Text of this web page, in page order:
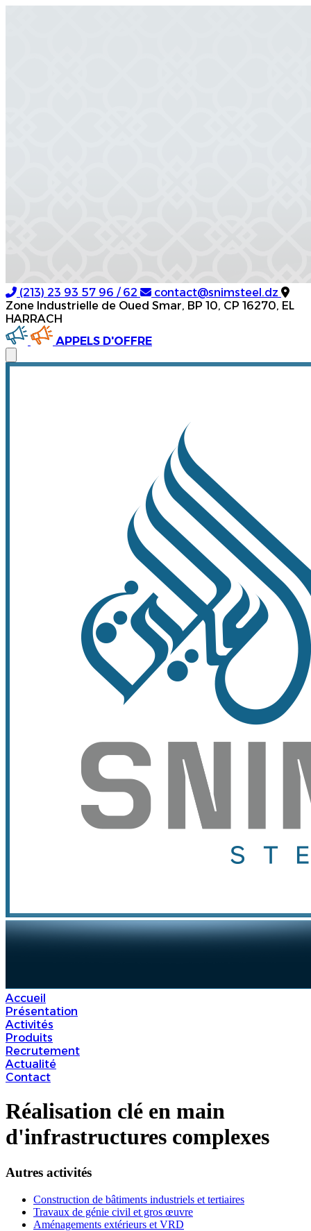
(213) 23 93 57 96 / 62
contact@snimsteel.dz
Zone Industrielle de Oued Smar, BP 10, CP 16270, EL
HARRACH
APPELS D'OFFRE
Accueil
Présentation
Activités
Produits
Recrutement
Actualité
Contact
Réalisation clé en main
d'infrastructures complexes
Autres activités
Construction de bâtiments industriels et tertiaires
Travaux de génie civil et gros œuvre
Aménagements extérieurs et VRD